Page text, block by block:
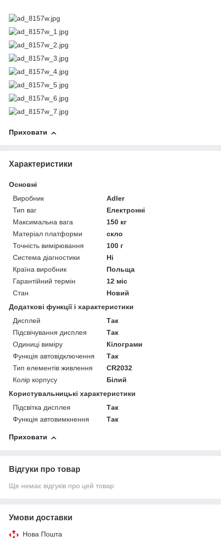
Приховати
Характеристики
Основні
Виробник
Adler
Тип ваг
Електронні
Максимальна вага
150 кг
Матеріал платформи
скло
Точність вимірювання
100 г
Система діагностики
Ні
Країна виробник
Польща
Гарантійний термін
12 міс
Стан
Новий
Додаткові функції і характеристики
Дисплей
Так
Підсвічування дисплея
Так
Одиниці виміру
Кілограми
Функція автовідключення
Так
Тип елементів живлення
CR2032
Колір корпусу
Білий
Користувальницькі характеристики
Підсвітка дисплея
Так
Функція автовимкнення
Так
Приховати
Відгуки про товар
Ще немає відгуків про цей товар
Умови доставки
Нова Пошта